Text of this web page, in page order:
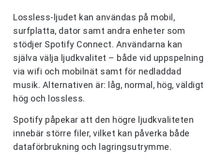
Lossless-ljudet kan användas på mobil,
surfplatta, dator samt andra enheter som
stödjer Spotify Connect. Användarna kan
själva välja ljudkvalitet – både vid uppspelning
via wifi och mobilnät samt för nedladdad
musik. Alternativen är: låg, normal, hög, väldigt
hög och lossless.
Spotify påpekar att den högre ljudkvaliteten
innebär större filer, vilket kan påverka både
dataförbrukning och lagringsutrymme.